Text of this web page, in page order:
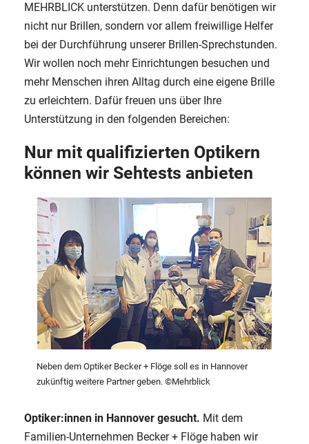
MEHRBLICK unterstützen. Denn dafür benötigen wir
nicht nur Brillen, sondern vor allem freiwillige Helfer
bei der Durchführung unserer Brillen-Sprechstunden.
Wir wollen noch mehr Einrichtungen besuchen und
mehr Menschen ihren Alltag durch eine eigene Brille
zu erleichtern. Dafür freuen uns über Ihre
Unterstützung in den folgenden Bereichen:
Nur mit qualifizierten Optikern
können wir Sehtests anbieten
Neben dem Optiker Becker + Flöge soll es in Hannover
zukünftig weitere Partner geben. ©Mehrblick
Optiker:innen in Hannover gesucht. Mit dem
Familien-Unternehmen Becker + Flöge haben wir